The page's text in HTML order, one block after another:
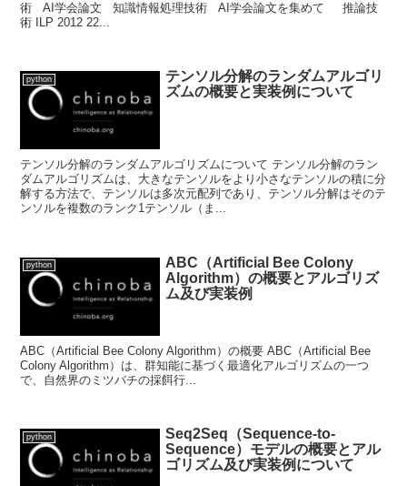
術 AI学会論文 知識情報処理技術 AI学会論文を集めて 推論技
術 ILP 2012 22...
python
テンソル分解のランダムアルゴリ
ズムの概要と実装例について
テンソル分解のランダムアルゴリズムについて テンソル分解のラン
ダムアルゴリズムは、大きなテンソルをより小さなテンソルの積に分
解する方法で、テンソルは多次元配列であり、テンソル分解はそのテ
ンソルを複数のランク1テンソル（ま...
python
ABC（Artificial Bee Colony
Algorithm）の概要とアルゴリズ
ム及び実装例
ABC（Artificial Bee Colony Algorithm）の概要 ABC（Artificial Bee
Colony Algorithm）は、群知能に基づく最適化アルゴリズムの一つ
で、自然界のミツバチの採餌行...
python
Seq2Seq（Sequence-to-
Sequence）モデルの概要とアル
ゴリズム及び実装例について